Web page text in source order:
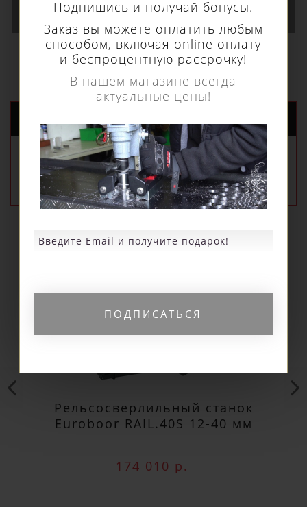
Подпишись и получай бонусы.
Заказ вы можете оплатить любым
способом, включая online оплату
и беспроцентную рассрочку!
В нашем магазине всегда
актуальные цены!
ПОДПИСАТЬСЯ
В КОРЗИНУ
РЕКОМЕНДУЕМЫЕ
ПОПУЛЯРНЫЕ
Рельсосверлильный станок
Euroboor RAIL.40S 12-40 мм
174 010 р.